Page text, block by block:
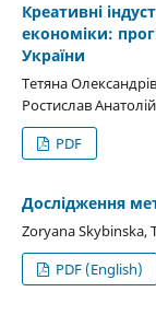
Креативні
економіки:
України
Тетяна
Ростислав
PDF
Дослідження
Zoryana Skybinska,
PDF (English)